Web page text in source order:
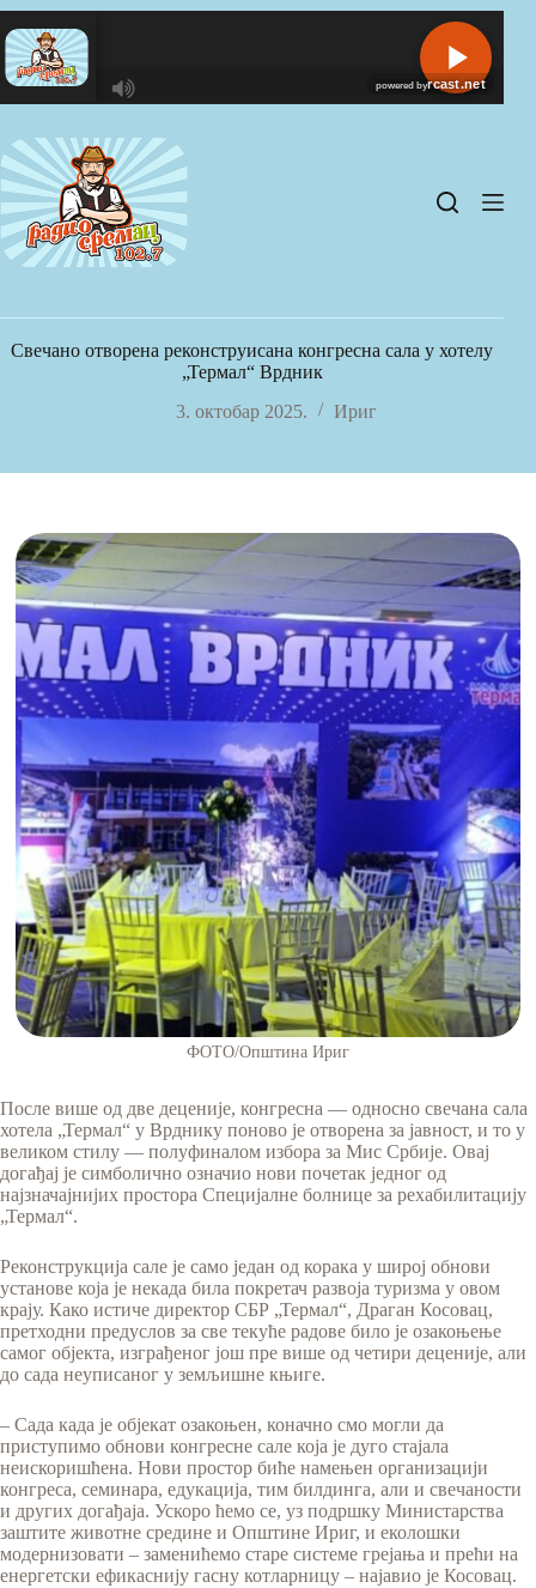
Skip
to
content
C
A
S
T
.
N
Свечано отворена реконструисана конгресна сала у хотелу
„Термал“ Врдник
3. октобар 2025.
Ириг
ФОТО/Општина Ириг
После више од две деценије, конгресна — односно свечана сала
хотела „Термал“ у Врднику поново је отворена за јавност, и то у
великом стилу — полуфиналом избора за Мис Србије. Овај
догађај је симболично означио нови почетак једног од
најзначајнијих простора Специјалне болнице за рехабилитацију
„Термал“.
Реконструкција сале је само један од корака у широј обнови
установе која је некада била покретач развоја туризма у овом
крају. Како истиче директор СБР „Термал“, Драган Косовац,
претходни предуслов за све текуће радове било је озакоњење
самог објекта, изграђеног још пре више од четири деценије, али
до сада неуписаног у земљишне књиге.
– Сада када је објекат озакоњен, коначно смо могли да
приступимо обнови конгресне сале која је дуго стајала
неискоришћена. Нови простор биће намењен организацији
конгреса, семинара, едукација, тим билдинга, али и свечаности
и других догађаја. Ускоро ћемо се, уз подршку Министарства
заштите животне средине и Општине Ириг, и еколошки
модернизовати – заменићемо старе системе грејања и прећи на
енергетски ефикаснију гасну котларницу – најавио је Косовац.